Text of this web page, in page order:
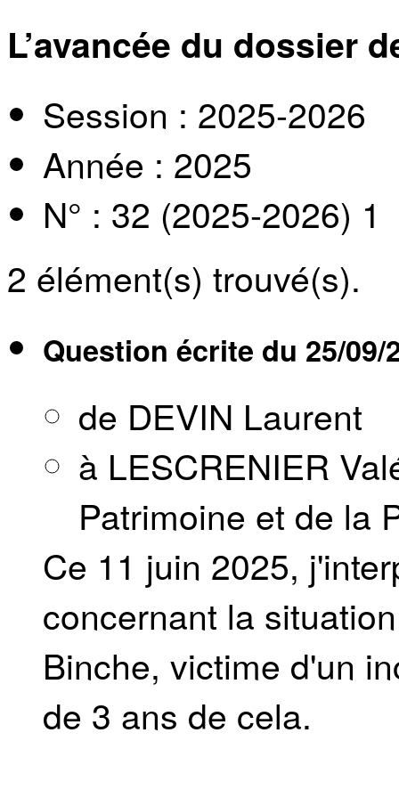
L’avancée du dossier
Session : 2025-2026
Année : 2025
N° : 32 (2025-2026) 1
2 élément(s) trouvé(s).
Question écrite du 25/09/
de DEVIN Laurent
à LESCRENIER
Patrimoine et de la
Ce 11 juin 2025,
concernant la
Binche, victime d'un
de 3 ans de cela.